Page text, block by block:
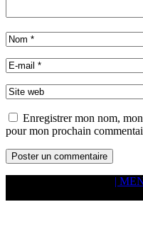
Enregistrer mon nom,
pour mon prochain
|